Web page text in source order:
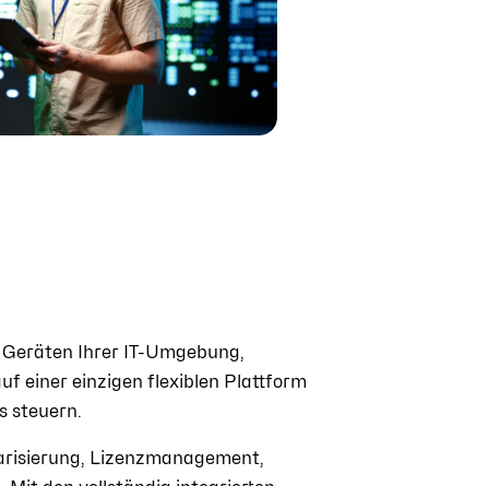
Ihrer IT-Umgebung,
einer einzigen flexiblen Plattform
steuern.
Lizenzmanagement,